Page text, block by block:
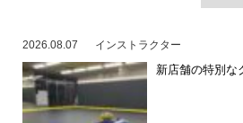
2026.08.07 インストラクター
新店舗の特別な